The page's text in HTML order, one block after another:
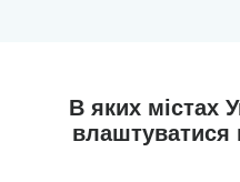
В яких містах
влаштуватися